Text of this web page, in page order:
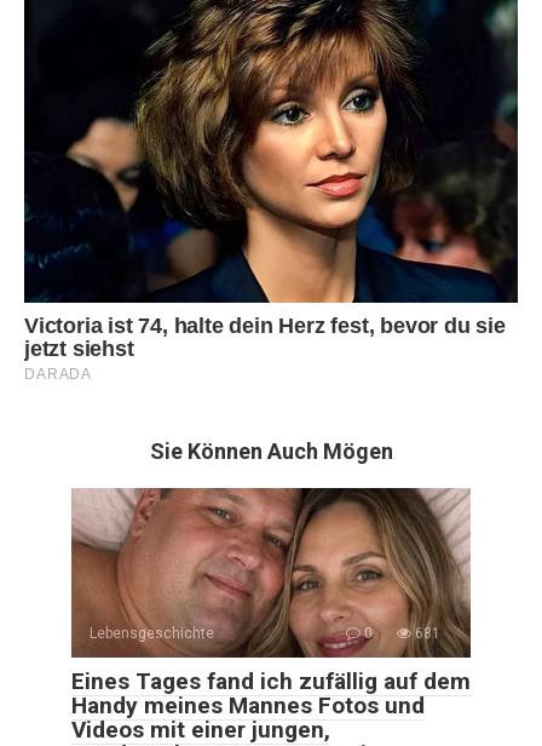
Sie Können Auch Mögen
Lebensgeschichte 0 681
Eines Tages fand ich zufällig auf dem
Handy meines Mannes Fotos und
Videos mit einer jungen,